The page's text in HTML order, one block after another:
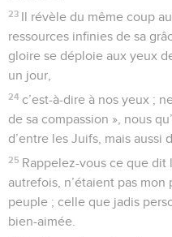
23 Il révèle du même coup
ressources infinies de sa
gloire se déploie aux yeux
un jour,
24 c’est-à-dire à nos yeux ;
de sa compassion », nous
d’entre les Juifs, mais aussi
25 Rappelez-vous ce que dit
autrefois, n’étaient pas
peuple ; celle que jadis
bien-aimée.